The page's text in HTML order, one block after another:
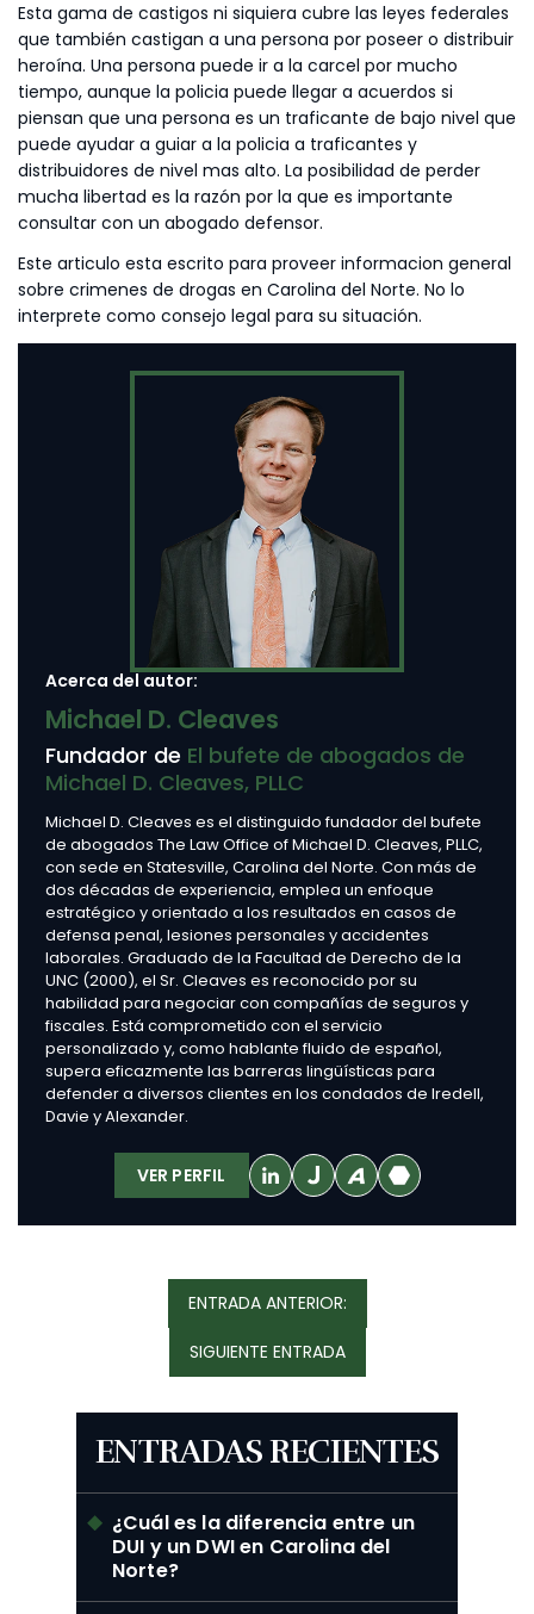
Esta gama de castigos ni siquiera cubre las leyes federales
que también castigan a una persona por poseer o distribuir
heroína. Una persona puede ir a la carcel por mucho
tiempo, aunque la policia puede llegar a acuerdos si
piensan que una persona es un traficante de bajo nivel que
puede ayudar a guiar a la policia a traficantes y
distribuidores de nivel mas alto. La posibilidad de perder
mucha libertad es la razón por la que es importante
consultar con un abogado defensor.
Este articulo esta escrito para proveer informacion general
sobre crimenes de drogas en Carolina del Norte. No lo
interprete como consejo legal para su situación.
Acerca del autor:
Michael D. Cleaves
Fundador de El bufete de abogados de
Michael D. Cleaves, PLLC
Michael D. Cleaves es el distinguido fundador del bufete
de abogados The Law Office of Michael D. Cleaves, PLLC,
con sede en Statesville, Carolina del Norte. Con más de
dos décadas de experiencia, emplea un enfoque
estratégico y orientado a los resultados en casos de
defensa penal, lesiones personales y accidentes
laborales. Graduado de la Facultad de Derecho de la
UNC (2000), el Sr. Cleaves es reconocido por su
habilidad para negociar con compañías de seguros y
fiscales. Está comprometido con el servicio
personalizado y, como hablante fluido de español,
supera eficazmente las barreras lingüísticas para
defender a diversos clientes en los condados de Iredell,
Davie y Alexander.
VER PERFIL
Navegación
ENTRADA ANTERIOR:ENTRADA
ANTERIOR:
SIGUIENTE ENTRADASIGUIENTE
ENTRADA:
ENTRADAS RECIENTES
¿Cuál es la diferencia entre un
DUI y un DWI en Carolina del
Norte?